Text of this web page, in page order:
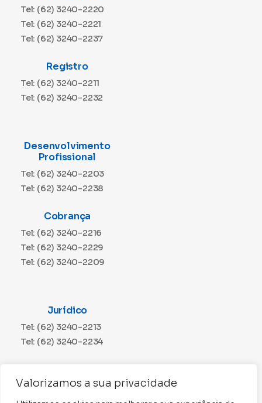
Valorizamos a sua privacidade
Tel: (62) 3240-2220
Tel: (62) 3240-2221
Tel: (62) 3240-2237
Registro
Tel: (62) 3240-2211
Tel: (62) 3240-2232
Desenvolvimento
Profissional
Tel: (62) 3240-2203
Tel: (62) 3240-2238
Cobrança
Tel: (62) 3240-2216
Tel: (62) 3240-2229
Tel: (62) 3240-2209
Jurídico
Tel: (62) 3240-2213
Tel: (62) 3240-2234
Tel: (62) 3240-2230